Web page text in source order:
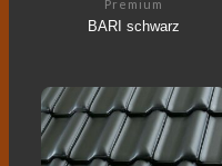
Premium
BARI schwarz